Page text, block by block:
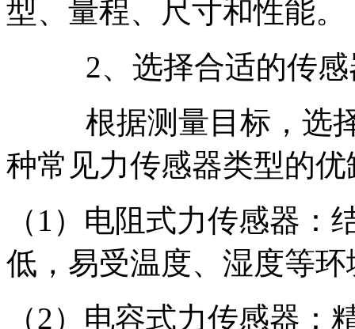
型、量程、尺寸和性能。
2、选择合适的传
根据测量目标，选
种常见力传感器类型的优
（1）电阻式力传感器
低，易受温度、湿度等
（2）电容式力传感器